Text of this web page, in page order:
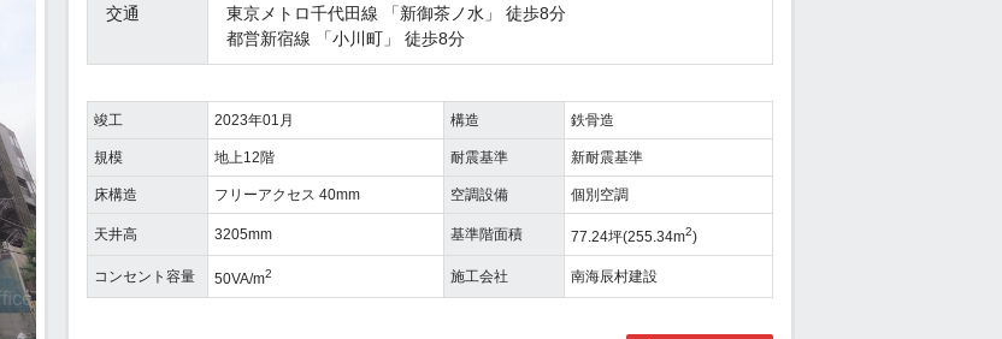
交通
東京メトロ千代田線 「新御茶ノ水 」 徒歩8分
都営新宿線 「小川町 」 徒歩8分
竣工 2023年01月 構造 鉄骨造
規模 地上12階 耐震基準 新耐震基準
床構造 フリーアクセス 40mm 空調設備 個別空調
天井高 3205mm 基準階面積 77.24坪(255.34m2)
コンセント容量 50VA/m2 施工会社 南海辰村建設